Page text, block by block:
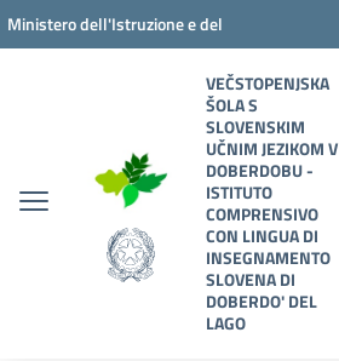
Vai ai contenuti
Vai al menu di navigazione
Vai al footer
Ministero dell'Istruzione e del
VEČSTOPENJSKA
ŠOLA S
SLOVENSKIM
UČNIM JEZIKOM V
DOBERDOBU -
ISTITUTO
COMPRENSIVO
CON LINGUA DI
INSEGNAMENTO
SLOVENA DI
DOBERDO' DEL
LAGO